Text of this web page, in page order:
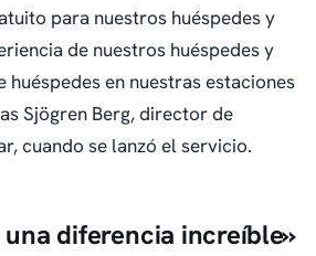
para nuestros huéspedes y
de nuestros huéspedes y
en nuestras estaciones
Sjögren Berg, director de
cuando se lanzó el servicio.
una diferencia increíble»